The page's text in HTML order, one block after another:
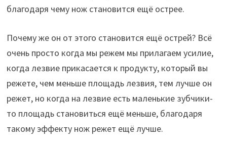
благодаря чему нож становится ещё острее.
Почему же он от этого становится ещё острей? Всё
очень просто когда мы режем мы прилагаем усилие,
когда лезвие прикасается к продукту, который вы
режете, чем меньше площадь лезвия, тем лучше он
режет, но когда на лезвие есть маленькие зубчики-
то площадь становиться ещё меньше, благодаря
такому эффекту нож режет ещё лучше.